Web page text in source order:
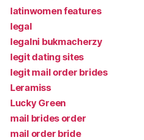
latinwomen features
legal
legalni bukmacherzy
legit dating sites
legit mail order brides
Leramiss
Lucky Green
mail brides order
mail order bride